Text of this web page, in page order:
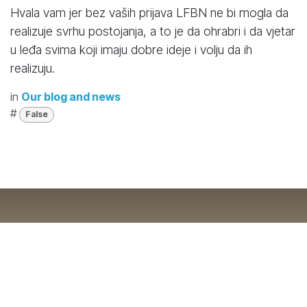
Hvala vam jer bez vaših prijava LFBN ne bi mogla da
realizuje svrhu postojanja, a to je da ohrabri i da vjetar
u leđa svima koji imaju dobre ideje i volju da ih
realizuju.
in Our blog and news
#
False